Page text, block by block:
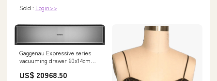
Sold : Login>>
Gaggenau Expressive series
vacuuming drawer 60x14cm
Laufen
US$ 20968.50